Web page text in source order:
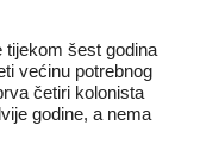
tijekom šest godina
većinu potrebnog
četiri kolonista
godine, a nema